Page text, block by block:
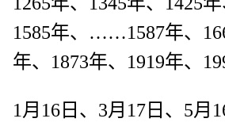
1585年、……1587年、
年、1873年、1919年、
1月16日、3月17日、5月